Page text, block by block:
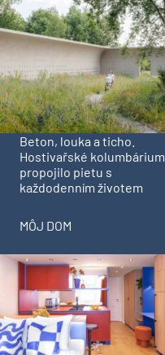
Beton, louka a ticho.
Hostivařské kolumbárium
propojilo pietu s
každodenním životem
MÔJ DOM